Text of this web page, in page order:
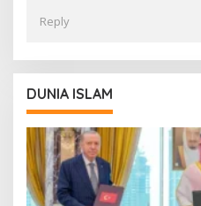
Reply
DUNIA ISLAM